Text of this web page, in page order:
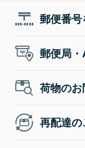
郵便番
郵便局
荷物の
再配達